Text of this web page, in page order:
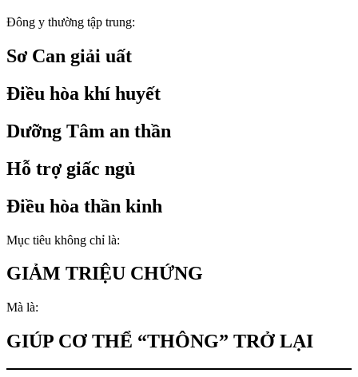
Đông y thường tập trung:
Sơ Can giải uất
Điều hòa khí huyết
Dưỡng Tâm an thần
Hỗ trợ giấc ngủ
Điều hòa thần kinh
Mục tiêu không chỉ là:
GIẢM TRIỆU CHỨNG
Mà là:
GIÚP CƠ THỂ “THÔNG” TRỞ LẠI